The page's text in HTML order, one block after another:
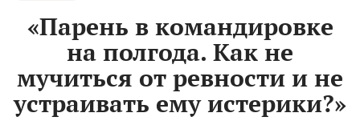
«Парень в командировке
на полгода. Как не
мучиться от ревности и не
устраивать ему истерики?»